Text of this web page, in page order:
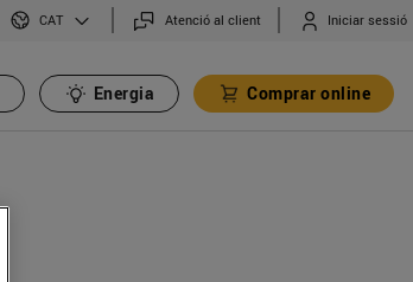
CAT Atenció al client Iniciar sessió
Energia Comprar online